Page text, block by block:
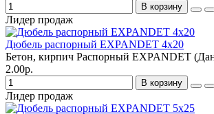
В корзину
Лидер продаж
Дюбель распорный EXPANDET 4х20
Бетон, кирпич Распорный EXPANDET
2.00р.
В корзину
Лидер продаж